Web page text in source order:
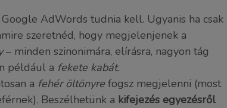
AdWords tudnia kell. Ugyanis ha csak
szeretnéd, hogy megjelenjenek a
– minden szinonimára, elírásra, nagyon tág
például a fekete kabát.
a fehér öltönyre fogsz megjelenni (most
Beszélhetünk a kifejezés egyezésről